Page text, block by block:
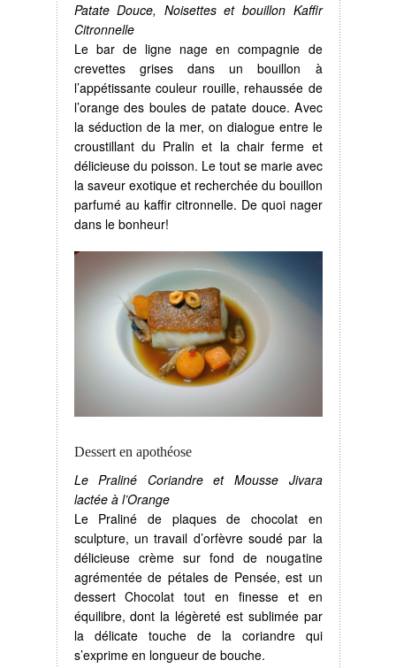
Patate Douce, Noisettes et bouillon Kaffir
Citronnelle
Le bar de ligne nage en compagnie de
crevettes grises dans un bouillon à
l’appétissante couleur rouille, rehaussée de
l’orange des boules de patate douce. Avec
la séduction de la mer, on dialogue entre le
croustillant du Pralin et la chair ferme et
délicieuse du poisson. Le tout se marie avec
la saveur exotique et recherchée du bouillon
parfumé au kaffir citronnelle. De quoi nager
dans le bonheur!
Dessert en apothéose
Le Praliné Coriandre et Mousse Jivara
lactée à l’Orange
Le Praliné de plaques de chocolat en
sculpture, un travail d’orfèvre soudé par la
délicieuse crème sur fond de nougatine
agrémentée de pétales de Pensée, est un
dessert Chocolat tout en finesse et en
équilibre, dont la légèreté est sublimée par
la délicate touche de la coriandre qui
s’exprime en longueur de bouche.